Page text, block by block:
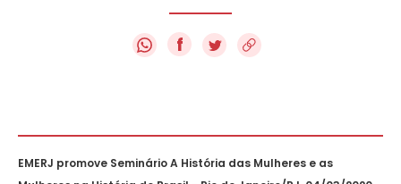
f
EMERJ promove Seminário A História das Mulheres e as